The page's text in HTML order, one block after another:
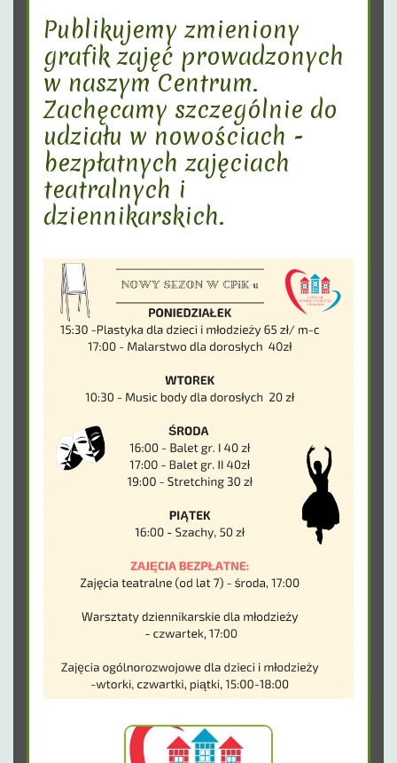
Publikujemy zmieniony
grafik zajęć prowadzonych
w naszym Centrum.
Zachęcamy szczególnie do
udziału w nowościach -
bezpłatnych zajęciach
teatralnych i
dziennikarskich.